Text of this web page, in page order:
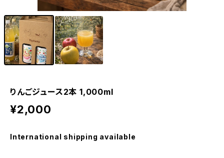
りんごジュース2本 1,000ml
¥2,000
International shipping available